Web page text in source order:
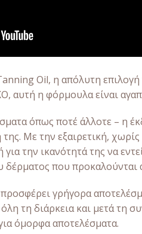
Oil, η απόλυτη
αυτή η φόρμουλα είναι
όπως ποτέ άλλοτε – η
Με την εξαιρετική,
την ικανότητά της να
δέρματος που
γρήγορα
όλη τη διάρκεια και μετά
όμορφα αποτελέσματα.